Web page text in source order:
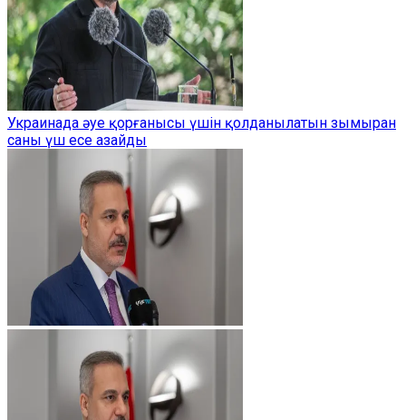
Украинада әуе қорғанысы үшін қолданылатын зымыран
саны үш есе азайды